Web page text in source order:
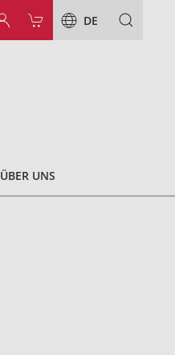
DE
ÜBER UNS